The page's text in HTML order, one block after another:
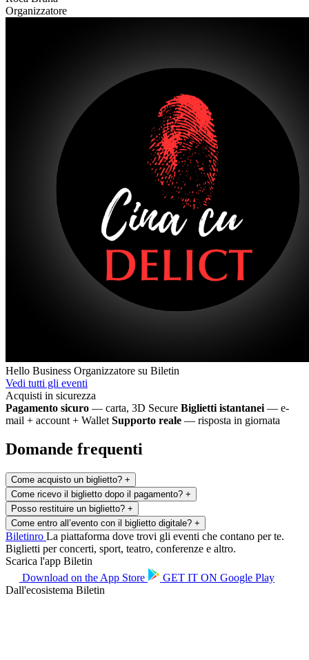
Organizzatore
Hello Business Organizzatore su Biletin
Vedi tutti gli eventi
Acquisti in sicurezza
Pagamento sicuro — carta, 3D Secure Biglietti istantanei — e-
mail + account + Wallet Supporto reale — risposta in giornata
Domande frequenti
Come acquisto un biglietto? +
Come ricevo il biglietto dopo il pagamento? +
Posso restituire un biglietto? +
Come entro all’evento con il biglietto digitale? +
Biletinro La piattaforma dove trovi gli eventi che contano per te.
Biglietti per concerti, sport, teatro, conferenze e altro.
Scarica l'app Biletin
Download on the App Store GET IT ON Google Play
Dall'ecosistema Biletin